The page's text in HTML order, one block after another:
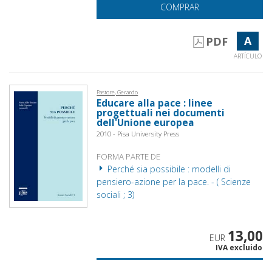
COMPRAR
PDF A
ARTÍCULO
Pastore, Gerardo
Educare alla pace : linee
progettuali nei documenti
dell'Unione europea
2010 - Pisa University Press
FORMA PARTE DE
Perché sia possibile : modelli di
pensiero-azione per la pace. - ( Scienze
sociali ; 3)
EUR 13,00
IVA excluido